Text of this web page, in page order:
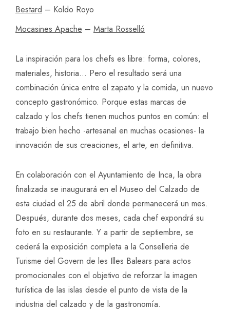
Bestard – Koldo Royo
Mocasines Apache – Marta Rosselló
La inspiración para los chefs es libre: forma, colores,
materiales, historia… Pero el resultado será una
combinación única entre el zapato y la comida, un nuevo
concepto gastronómico. Porque estas marcas de
calzado y los chefs tienen muchos puntos en común: el
trabajo bien hecho -artesanal en muchas ocasiones- la
innovación de sus creaciones, el arte, en definitiva.
En colaboración con el Ayuntamiento de Inca, la obra
finalizada se inaugurará en el Museo del Calzado de
esta ciudad el 25 de abril donde permanecerá un mes.
Después, durante dos meses, cada chef expondrá su
foto en su restaurante. Y a partir de septiembre, se
cederá la exposición completa a la Conselleria de
Turisme del Govern de les Illes Balears para actos
promocionales con el objetivo de reforzar la imagen
turística de las islas desde el punto de vista de la
industria del calzado y de la gastronomía.